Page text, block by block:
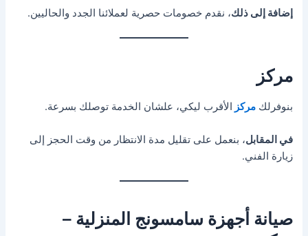
إضافة إلى ذلك، نقدم خصومات حصرية لعملائنا الجدد والحاليين.
مركز
بنوفرلكمركز الأقرب ليكي، علشان الخدمة توصلك بسرعة.
في المقابل، بنعمل على تقليل مدة الانتظار من وقت الحجز إلى
زيارة الفني.
صيانة أجهزة سامسونج المنزلية –